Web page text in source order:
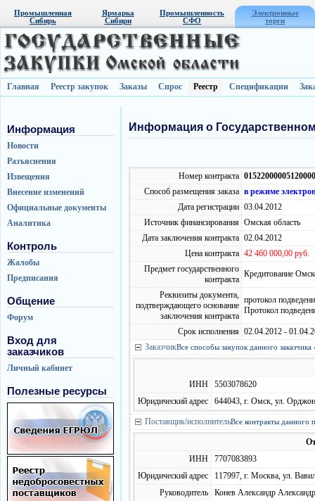
Промышленная
Сибирь
Ярмарка
Сибири
Промышленность
СФО
Электронные
торги
Главная Реестр закупок Заказы Спрос Реестр Спецификации
Информация
Новости
Разъяснения
Извещения
Внесение изменений
Официальные документы
Аналитика
Контроль
Жалобы
Предписания
Общение
Форум
Вход для
заказчиков
Личный кабинет
Полезные ресурсы
Информация о
Номер контракта
Способ размещения заказа в режиме
Дата регистрации 03.04.2012
Источник финансирования Омская область
Дата заключения контракта 02.04.2012
Цена контракта 42 460 000,00 руб.
Предмет государственного
контракта
Кредитование
Реквизиты документа,
подтверждающего основание
заключения контракта
протокол
Протокол
Срок исполнения 02.04.2012 -
ЗаказчикВсе способы закупок данного заказчика
ИНН
5503078620
Юридический адрес
644043, г. Омск, ул.
Поставщик/исполнительВсе контракты данного
ИНН
7707083893
Юридический адрес
117997, г. Москва, ул.
Руководитель
Конев Александр